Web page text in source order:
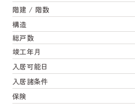
階建 / 階数
構造
総戸数
竣工年月
入居可能日
入居諸条件
保険